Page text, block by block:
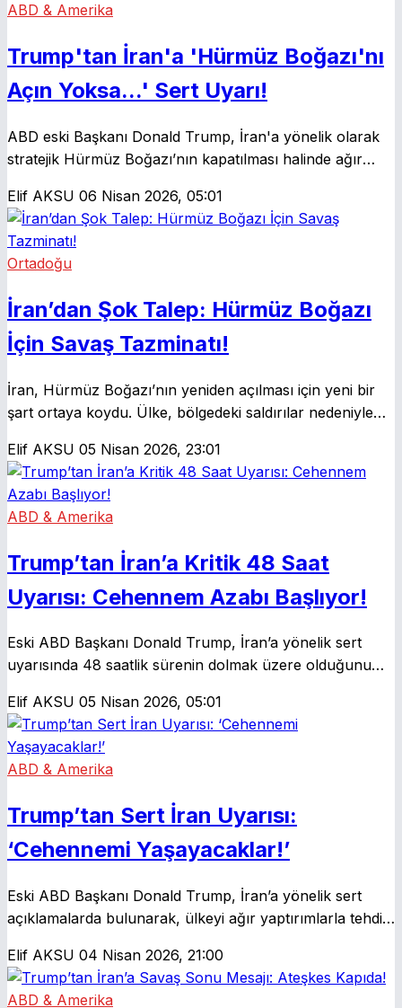
ABD & Amerika
Trump'tan İran'a 'Hürmüz Boğazı'nı
Açın Yoksa...' Sert Uyarı!
ABD eski Başkanı Donald Trump, İran'a yönelik olarak
stratejik Hürmüz Boğazı’nın kapatılması halinde ağır
çevireceklerini belirtti. İran ile tansiyonun yükseldiği bu
dönemde, bölgesel güvenlik endişeleri derinleşiyor.
Elif AKSU 06 Nisan 2026, 05:01
Ortadoğu
İran’dan Şok Talep: Hürmüz Boğazı
İçin Savaş Tazminatı!
İran, Hürmüz Boğazı’nın yeniden açılması için yeni bir
şart ortaya koydu. Ülke, bölgedeki saldırılar nedeniyle
uluslararası deniz trafiğinde yeni gerilimler yaratabilir.
Elif AKSU 05 Nisan 2026, 23:01
ABD & Amerika
Trump’tan İran’a Kritik 48 Saat
Uyarısı: Cehennem Azabı Başlıyor!
Eski ABD Başkanı Donald Trump, İran’a yönelik sert
uyarısında 48 saatlik sürenin dolmak üzere olduğunu
ifadeler kullanan Trump’ın açıklamaları Ortadoğu’da yeni
bir gerilimi tetikleyebilir.
Elif AKSU 05 Nisan 2026, 05:01
ABD & Amerika
Trump’tan Sert İran Uyarısı:
‘Cehennemi Yaşayacaklar!’
Eski ABD Başkanı Donald Trump, İran’a yönelik sert
açıklamalarda bulunarak, ülkeyi ağır yaptırımlarla tehdit
alabileceklerini savunuyor ve savunma bütçesini
artırmak istiyor.
Elif AKSU 04 Nisan 2026, 21:00
ABD & Amerika